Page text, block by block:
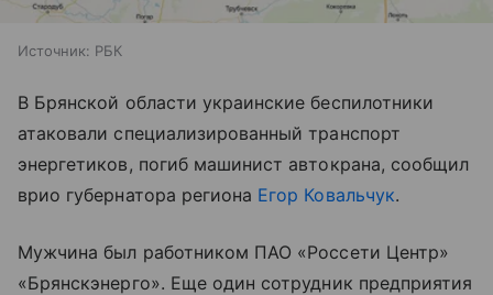
Источник: РБК
В Брянской области украинские беспилотники
атаковали специализированный транспорт
энергетиков, погиб машинист автокрана, сообщил
врио губернатора региона Егор Ковальчук.
Мужчина был работником ПАО «Россети Центр»
«Брянскэнерго». Еще один сотрудник предприятия